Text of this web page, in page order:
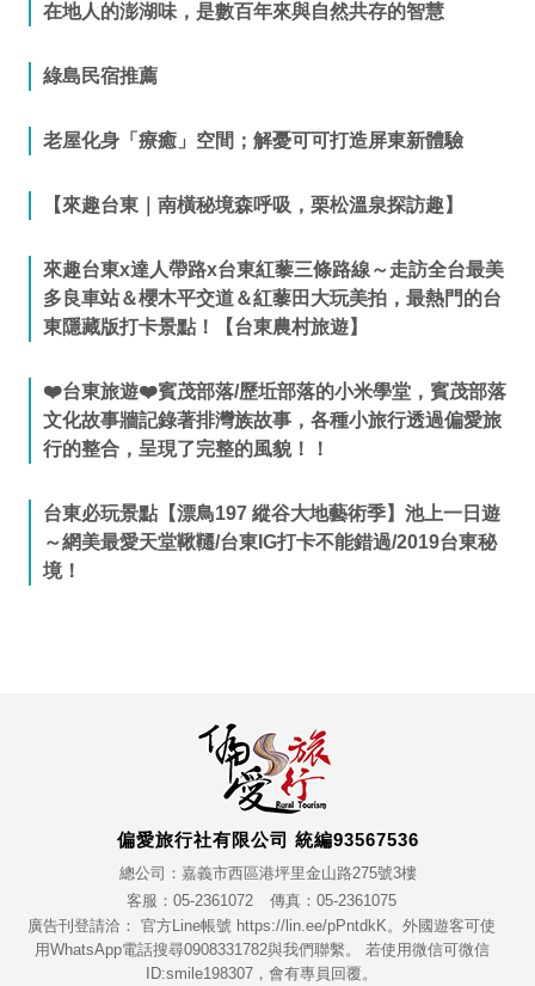
在地人的澎湖味，是數百年來與自然共存的智慧
綠島民宿推薦
老屋化身「療癒」空間；解憂可可打造屏東新體驗
【來趣台東｜南橫秘境森呼吸，栗松溫泉探訪趣】
來趣台東x達人帶路x台東紅藜三條路線～走訪全台最美
多良車站＆櫻木平交道＆紅藜田大玩美拍，最熱門的台
東隱藏版打卡景點！【台東農村旅遊】
❤️台東旅遊❤️賓茂部落/歷坵部落的小米學堂，賓茂部落
文化故事牆記錄著排灣族故事，各種小旅行透過偏愛旅
行的整合，呈現了完整的風貌！！
台東必玩景點【漂鳥197 縱谷大地藝術季】池上一日遊
～網美最愛天堂鞦韆/台東IG打卡不能錯過/2019台東秘
境！
偏愛旅行社有限公司 統編93567536
總公司：嘉義市西區港坪里金山路275號3樓
客服：05-2361072
傳真：05-2361075
廣告刊登請洽： 官方Line帳號 https://lin.ee/pPntdkK。外國遊客可使
用WhatsApp電話搜尋0908331782與我們聯繫。 若使用微信可微信
ID:smile198307，會有專員回覆。